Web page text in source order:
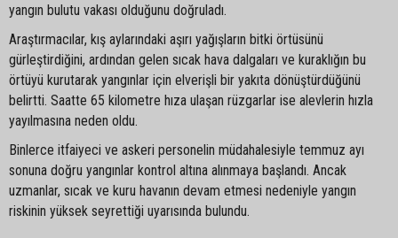
yangın bulutu vakası olduğunu doğruladı.
Araştırmacılar, kış aylarındaki aşırı yağışların bitki örtüsünü
gürleştirdiğini, ardından gelen sıcak hava dalgaları ve kuraklığın bu
örtüyü kurutarak yangınlar için elverişli bir yakıta dönüştürdüğünü
belirtti. Saatte 65 kilometre hıza ulaşan rüzgarlar ise alevlerin hızla
yayılmasına neden oldu.
Binlerce itfaiyeci ve askeri personelin müdahalesiyle temmuz ayı
sonuna doğru yangınlar kontrol altına alınmaya başlandı. Ancak
uzmanlar, sıcak ve kuru havanın devam etmesi nedeniyle yangın
riskinin yüksek seyrettiği uyarısında bulundu.